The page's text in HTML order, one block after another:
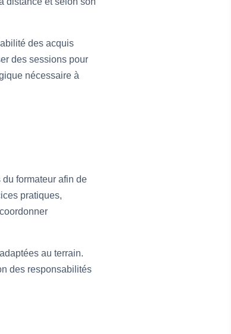
des acquis
des sessions pour
nécessaire à
formateur afin de
pratiques,
au terrain.
des responsabilités